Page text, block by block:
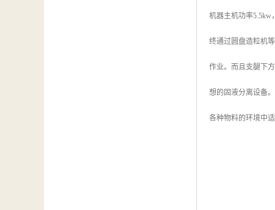
机器主机功率5.5kw
终通过圆盘造粒机
作业。而且支腿下
想的固液分离设备
各种物料的环境中